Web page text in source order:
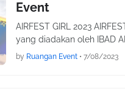
Event
AIRFEST GIRL 2023
yang diadakan oleh IBAD
by Ruangan Event • 7/08/2023